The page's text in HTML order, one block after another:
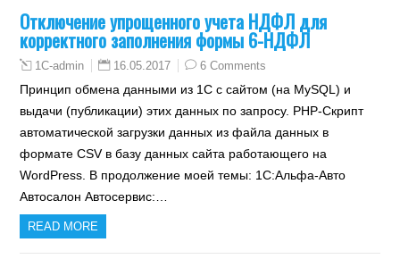
Отключение упрощенного учета НДФЛ для
корректного заполнения формы 6-НДФЛ
1C-admin 16.05.2017 6 Comments
Принцип обмена данными из 1С с сайтом (на MySQL) и
выдачи (публикации) этих данных по запросу. PHP-Скрипт
автоматической загрузки данных из файла данных в
формате CSV в базу данных сайта работающего на
WordPress. В продолжение моей темы: 1С:Альфа-Авто
Автосалон Автосервис:…
READ MORE